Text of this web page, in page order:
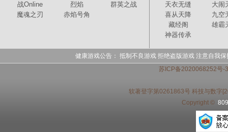
战Online
烈焰
群英之战
魔魂之刃
赤焰号角
天衣无缝
大闹
喜从天降
九空
藏经阁
雄霸
神器传承
健康游戏公告： 抵制不良游戏 拒绝盗版游戏 注意自我
苏ICP备2020068252号-
软著登字第0261863号 科技与数字
Copyright ©